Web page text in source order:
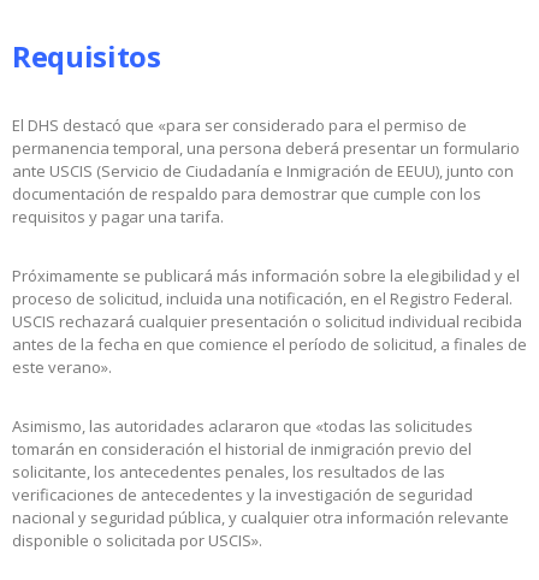
Requisitos
El DHS destacó que «para ser considerado para el permiso de
permanencia temporal, una persona deberá presentar un formulario
ante USCIS (Servicio de Ciudadanía e Inmigración de EEUU), junto con
documentación de respaldo para demostrar que cumple con los
requisitos y pagar una tarifa.
Próximamente se publicará más información sobre la elegibilidad y el
proceso de solicitud, incluida una notificación, en el Registro Federal.
USCIS rechazará cualquier presentación o solicitud individual recibida
antes de la fecha en que comience el período de solicitud, a finales de
este verano».
Asimismo, las autoridades aclararon que «todas las solicitudes
tomarán en consideración el historial de inmigración previo del
solicitante, los antecedentes penales, los resultados de las
verificaciones de antecedentes y la investigación de seguridad
nacional y seguridad pública, y cualquier otra información relevante
disponible o solicitada por USCIS».